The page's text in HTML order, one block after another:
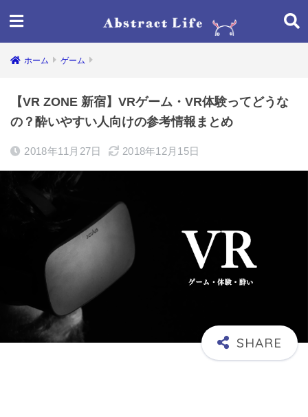
ホーム ゲーム
【VR ZONE 新宿】VRゲーム・VR体験ってどうな
の？酔いやすい人向けの参考情報まとめ
2018年11月27日 2018年12月15日